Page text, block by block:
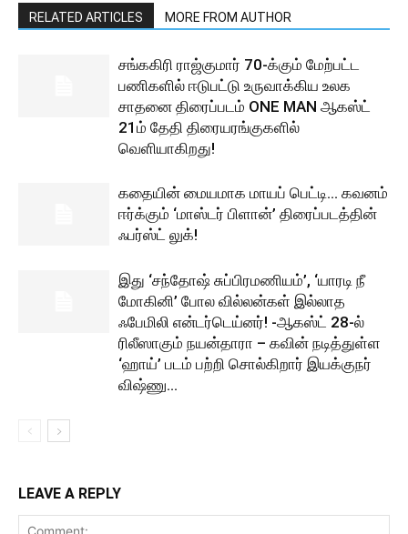
RELATED ARTICLES MORE FROM AUTHOR
சங்ககிரி ராஜ்குமார் 70-க்கும் மேற்பட்ட
பணிகளில் ஈடுபட்டு உருவாக்கிய உலக
சாதனை திரைப்படம் ONE MAN ஆகஸ்ட்
21ம் தேதி திரையரங்குகளில்
வெளியாகிறது!
கதையின் மையமாக மாயப் பெட்டி… கவனம்
ஈர்க்கும் ‘மாஸ்டர் பிளான்’ திரைப்படத்தின்
ஃபர்ஸ்ட் லுக்!
இது ‘சந்தோஷ் சுப்பிரமணியம்’, ‘யாரடி நீ
மோகினி’ போல வில்லன்கள் இல்லாத
ஃபேமிலி என்டர்டெய்னர்! -ஆகஸ்ட் 28-ல்
ரிலீஸாகும் நயன்தாரா – கவின் நடித்துள்ள
‘ஹாய்’ படம் பற்றி சொல்கிறார் இயக்குநர்
விஷ்ணு...
LEAVE A REPLY